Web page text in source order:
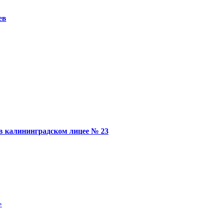
калининградском лицее № 23